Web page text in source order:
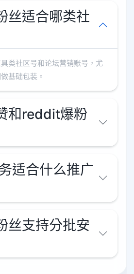
丝适合哪类社
类社区号和论坛营销账号，尤
基础包装。
和reddit爆粉
适合什么推广
丝支持分批安